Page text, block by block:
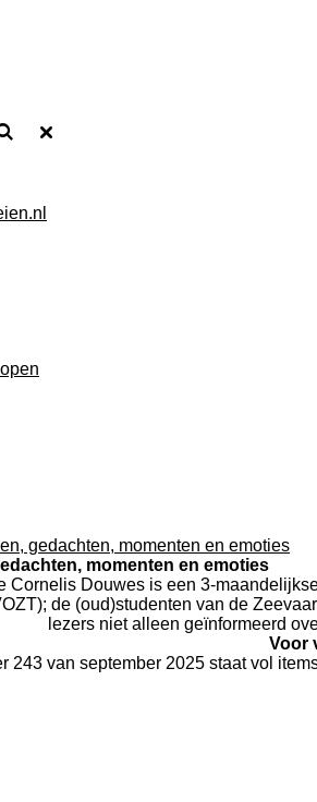
gedachten, momenten en emoties
momenten en emoties
Cornelis Douwes is een 3-
de (oud)studenten van de
lezers niet alleen geïnformeerd
Voor
243 van september 2025 staat vol